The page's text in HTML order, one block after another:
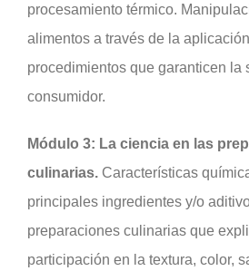
procesamiento térmico.
alimentos a través de la
procedimientos que garanticen la
consumidor.
Módulo 3: La ciencia en las
culinarias. Características
principales ingredientes y/o
preparaciones culinarias que
participación en la textura, color,